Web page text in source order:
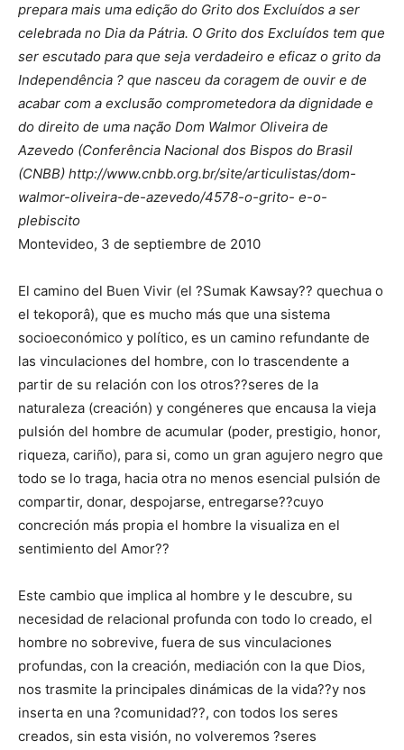
prepara mais uma edição do Grito dos Excluídos a ser
celebrada no Dia da Pátria. O Grito dos Excluídos tem que
ser escutado para que seja verdadeiro e eficaz o grito da
Independência ? que nasceu da coragem de ouvir e de
acabar com a exclusão comprometedora da dignidade e
do direito de uma nação Dom Walmor Oliveira de
Azevedo (Conferência Nacional dos Bispos do Brasil
(CNBB) http://www.cnbb.org.br/site/articulistas/dom-
walmor-oliveira-de-azevedo/4578-o-grito- e-o-
plebiscito
Montevideo, 3 de septiembre de 2010
El camino del Buen Vivir (el ?Sumak Kawsay?? quechua o
el tekoporâ), que es mucho más que una sistema
socioeconómico y político, es un camino refundante de
las vinculaciones del hombre, con lo trascendente a
partir de su relación con los otros??seres de la
naturaleza (creación) y congéneres que encausa la vieja
pulsión del hombre de acumular (poder, prestigio, honor,
riqueza, cariño), para si, como un gran agujero negro que
todo se lo traga, hacia otra no menos esencial pulsión de
compartir, donar, despojarse, entregarse??cuyo
concreción más propia el hombre la visualiza en el
sentimiento del Amor??
Este cambio que implica al hombre y le descubre, su
necesidad de relacional profunda con todo lo creado, el
hombre no sobrevive, fuera de sus vinculaciones
profundas, con la creación, mediación con la que Dios,
nos trasmite la principales dinámicas de la vida??y nos
inserta en una ?comunidad??, con todos los seres
creados, sin esta visión, no volveremos ?seres